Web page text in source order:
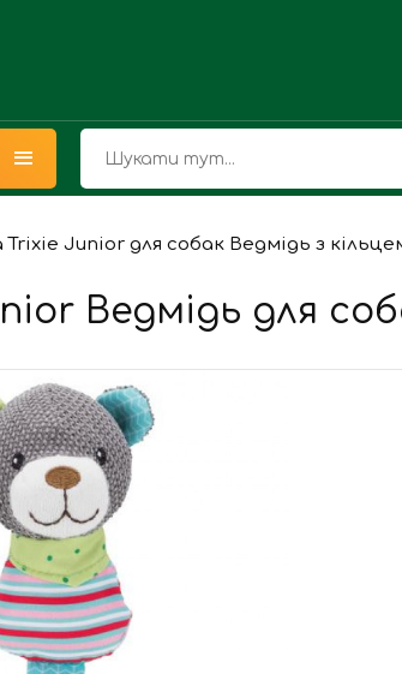
Trixie Junior для собак Ведмідь з
Ведмідь для